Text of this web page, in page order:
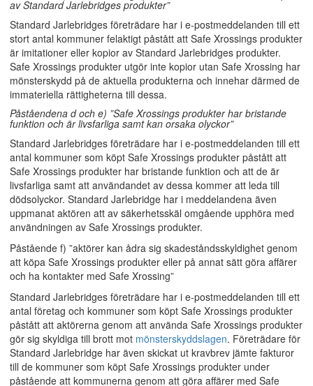
av Standard Jarlebridges produkter”
Standard Jarlebridges företrädare har i e-postmeddelanden till ett
stort antal kommuner felaktigt påstått att Safe Xrossings produkter
är imitationer eller kopior av Standard Jarlebridges produkter.
Safe Xrossings produkter utgör inte kopior utan Safe Xrossing har
mönsterskydd på de aktuella produkterna och innehar därmed de
immateriella rättigheterna till dessa.
Påståendena d och e) ”Safe Xrossings produkter har bristande
funktion och är livsfarliga samt kan orsaka olyckor”
Standard Jarlebridges företrädare har i e-postmeddelanden till ett
antal kommuner som köpt Safe Xrossings produkter påstått att
Safe Xrossings produkter har bristande funktion och att de är
livsfarliga samt att användandet av dessa kommer att leda till
dödsolyckor. Standard Jarlebridge har i meddelandena även
uppmanat aktören att av säkerhetsskäl omgående upphöra med
användningen av Safe Xrossings produkter.
Påstående f) ”aktörer kan ådra sig skadeståndsskyldighet genom
att köpa Safe Xrossings produkter eller på annat sätt göra affärer
och ha kontakter med Safe Xrossing”
Standard Jarlebridges företrädare har i e-postmeddelanden till ett
antal företag och kommuner som köpt Safe Xrossings produkter
påstått att aktörerna genom att använda Safe Xrossings produkter
gör sig skyldiga till brott mot mönsterskyddslagen. Företrädare för
Standard Jarlebridge har även skickat ut kravbrev jämte fakturor
till de kommuner som köpt Safe Xrossings produkter under
påstående att kommunerna genom att göra affärer med Safe